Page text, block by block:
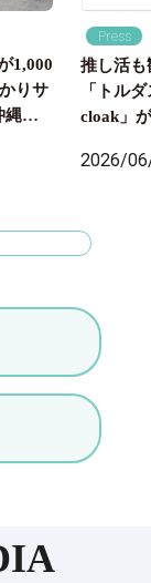
1,000
りサ
縄県
Press
推し活
「トル
cloak」
2026/